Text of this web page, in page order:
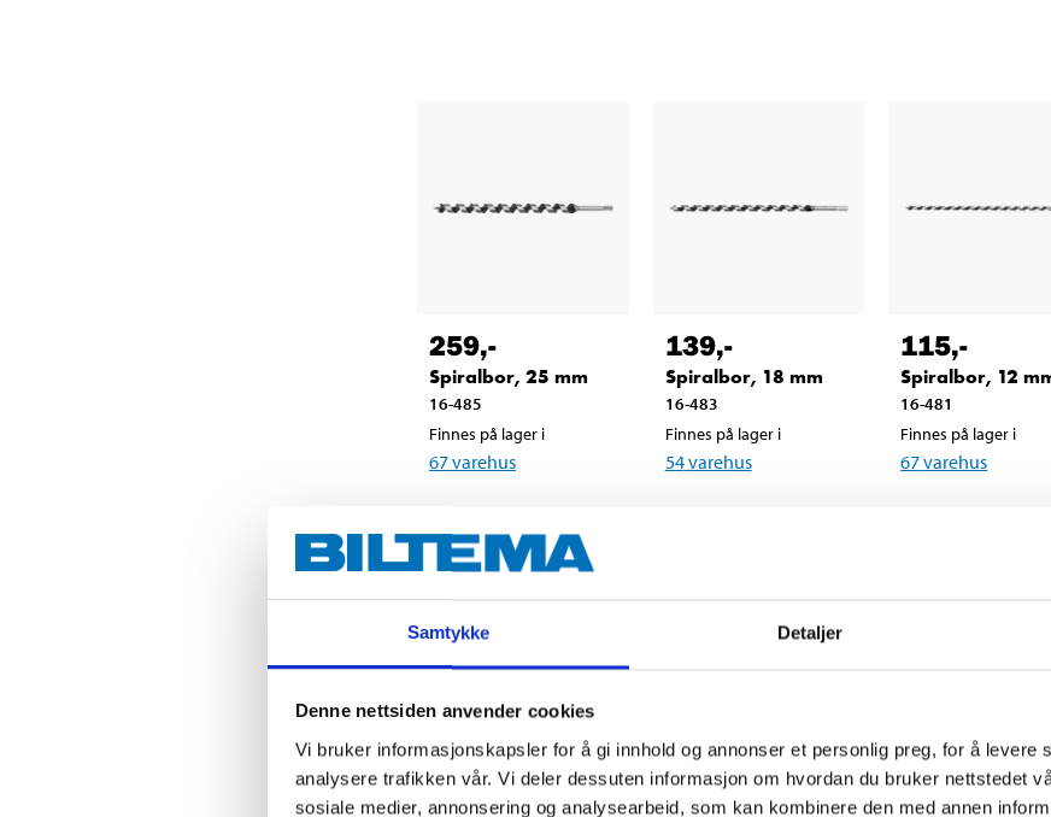
Samtykke Detaljer
Denne nettsiden anvender cookies
Vi bruker informasjonskapsler for å gi innhold og annonser et personlig preg, for å levere
analysere trafikken vår. Vi deler dessuten informasjon om hvordan du bruker nettstedet
sosiale medier, annonsering og analysearbeid, som kan kombinere den med annen
259,-
Spiralbor, 25 mm
16-485
Finnes på lager i
67varehus
139,-
Spiralbor, 18 mm
16-483
Finnes på lager i
54varehus
115,-
Spiralbor, 12
16-481
Finnes på lager i
67varehus